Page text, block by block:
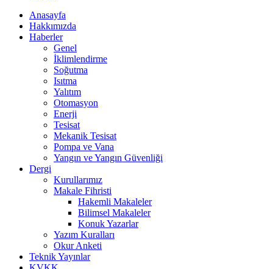
Anasayfa
Hakkımızda
Haberler
Genel
İklimlendirme
Soğutma
Isıtma
Yalıtım
Otomasyon
Enerji
Tesisat
Mekanik Tesisat
Pompa ve Vana
Yangın ve Yangın Güvenliği
Dergi
Kurullarımız
Makale Fihristi
Hakemli Makaleler
Bilimsel Makaleler
Konuk Yazarlar
Yazım Kuralları
Okur Anketi
Teknik Yayınlar